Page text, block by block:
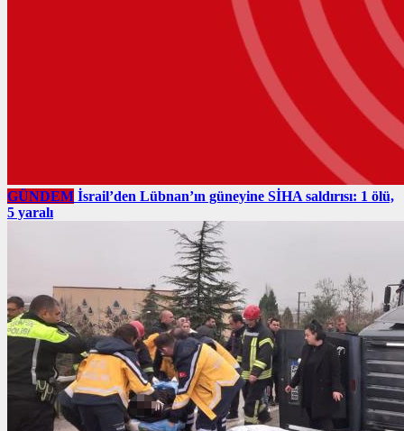
GÜNDEM İsrail’den Lübnan’ın güneyine SİHA saldırısı: 1 ölü,
5 yaralı